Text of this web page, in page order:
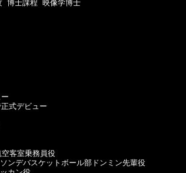
博士課程 映像学博士
式デビュー
客室乗務員役
スケットボール部ドンミン先輩役